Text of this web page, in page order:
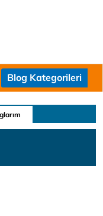
Blog Kategorileri